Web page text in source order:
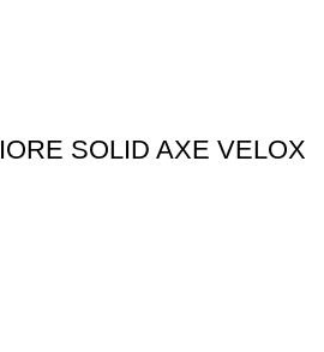
SOLID AXE VELOX